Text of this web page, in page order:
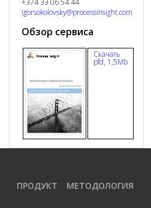
+374 33 06 54 44
igorsokolovsky@processinsight.com
Обзор сервиса
Скачать
pfd, 1,5Mb
ПРОДУКТ МЕТОДОЛОГИЯ